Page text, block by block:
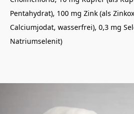
Pentahydrat), 100 mg Zink (als
Calciumjodat, wasserfrei), 0,3 mg
Natriumselenit)